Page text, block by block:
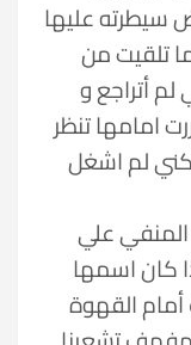
سيطرته عليها
تلقيت من
أتراجع و
امامها تنظر
لم اشغل
علي
كان اسمها
القهوة